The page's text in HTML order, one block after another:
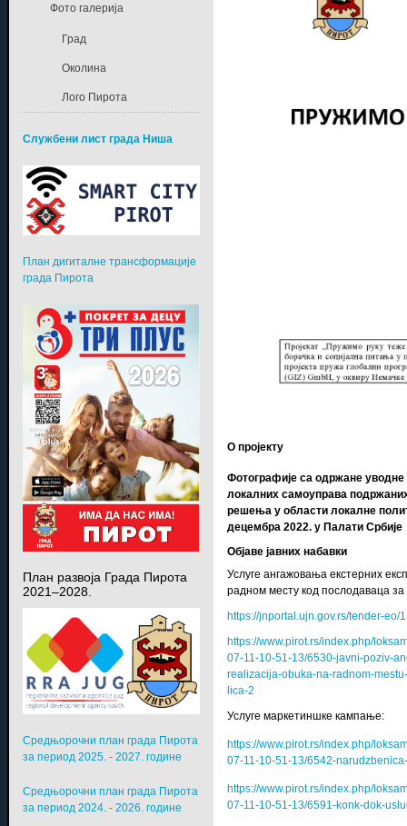
О пројекту
Фотографије са одржане уводне
локалних самоуправа
решења у области локалне
децембра 2022. у Палати Србије
Објаве јавних набавки
Услуге ангажовања екстерних
радном месту код послодаваца
https://jnportal.ujn.gov.rs/tender-eo/
https://www.pirot.rs/index.php/
07-11-10-51-13/6530-javni-poziv-
realizacija-obuka-na-radnom-
lica-2
Услуге маркетиншке кампање:
https://www.pirot.rs/index.php/
07-11-10-51-13/6542-
https://www.pirot.rs/index.php/
07-11-10-51-13/6591-konk-dok-
Фото галерија
Град
Околина
Лого Пирота
Службени лист града Ниша
План дигиталне трансформације
града Пирота
План развоја Града Пирота
2021–2028.
Средњорочни план града Пирота
за период 2025. - 2027. године
Средњорочни план града Пирота
за период 2024. - 2026. године